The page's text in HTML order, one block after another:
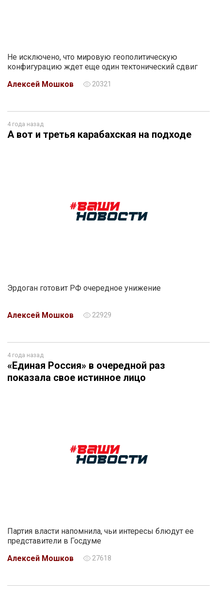
Не исключено, что мировую геополитическую
конфигурацию ждет еще один тектонический сдвиг
Алексей Мошков
20321
4 года назад
А вот и третья карабахская на подходе
Эрдоган готовит РФ очередное унижение
Алексей Мошков 22929
4 года назад
«Единая Россия» в очередной раз
показала свое истинное лицо
Партия власти напомнила, чьи интересы блюдут ее
представители в Госдуме
Алексей Мошков
27618